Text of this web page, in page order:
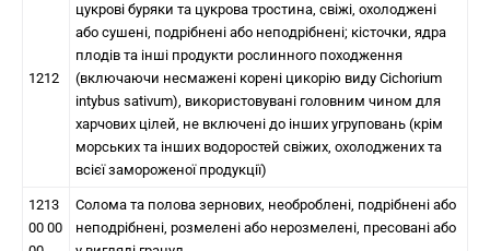
1212
цукрові буряки та цукрова тростина, свіжі, охолоджені
або сушені, подрібнені або неподрібнені; кісточки, ядра
плодів та інші продукти рослинного походження
(включаючи несмажені корені цикорію виду Cichorium
intybus sativum), використовувані головним чином для
харчових цілей, не включені до інших угруповань (крім
морських та інших водоростей свіжих, охолоджених та
всієї замороженої продукції)
1213
00 00
Солома та полова зернових, необроблені, подрібнені або
неподрібнені, розмелені або нерозмелені, пресовані або